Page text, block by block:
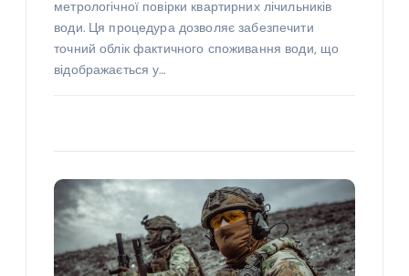
метрологічної повірки квартирних лічильників
води. Ця процедура дозволяє забезпечити
точний облік фактичного споживання води, що
відображається у…